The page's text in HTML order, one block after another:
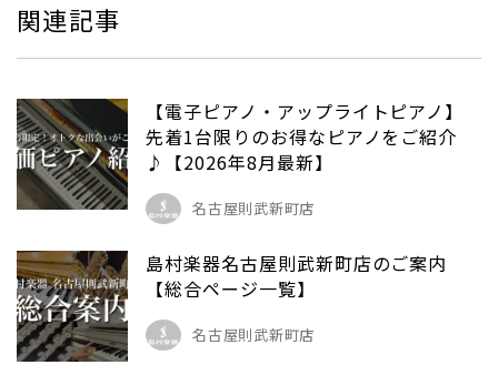
関連記事
【電子ピアノ・アップライトピアノ】
先着1台限りのお得なピアノをご紹介
♪【2026年8月最新】
名古屋則武新町店
島村楽器名古屋則武新町店のご案内
【総合ページ一覧】
名古屋則武新町店